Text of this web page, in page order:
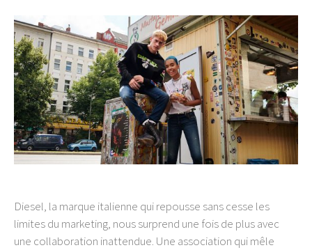
Diesel, la marque italienne qui repousse sans cesse les
limites du marketing, nous surprend une fois de plus avec
une collaboration inattendue. Une association qui mêle